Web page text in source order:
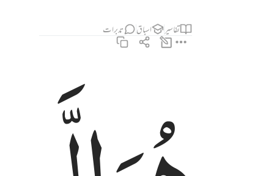
تفاسیر اسباق تدبرات
هو الذي اخرج الذين كفروا من اهل الكتاب من ديارهم لاول الحشر ما
هُوَ ٱلَّذِىٓ أَخْرَجَ ٱلَّذِينَ كَفَرُوا۟ مِنْ أَهْلِ ٱلْكِتَـٰبِ مِن دِيَـٰرِهِمْ لِأَوَّلِ